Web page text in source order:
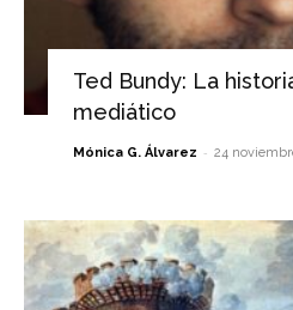
Ted Bundy: La
mediático
Mónica G. Álvarez - 24